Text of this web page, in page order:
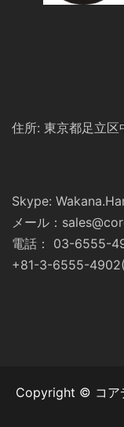
住所: 東京都足立
Skype:
メール：
電話： 03-6555-
+81-3-6555-
Copyright © コア